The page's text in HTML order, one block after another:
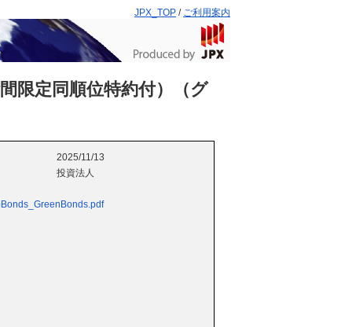
JPX_TOP / ご利用案内
限定同順位特約付）（グ
2025/11/13
投資法人